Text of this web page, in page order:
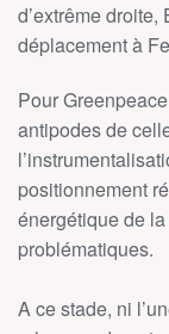
d’extrême
déplacement à
Pour
antipodes de
positionnement
énergétique de
problématiques.
A ce stade, ni